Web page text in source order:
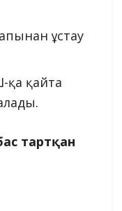
ұстау
қа қайта
тартқан